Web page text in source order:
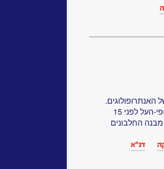
של האנתרופולוגים.
כנגד ממצאי המאובנים, שהראו כי האדם התפצל מקופי-העל לפני 15
מבנה החלבונים
דנ"א‏